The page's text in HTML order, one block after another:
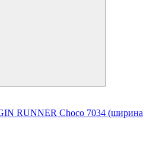
RUNNER Choco 7034 (ширина